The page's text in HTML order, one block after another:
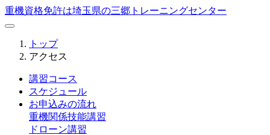
重機資格免許は埼玉県の三郷トレーニングセンター
トップ
アクセス
講習コース
スケジュール
お申込みの流れ
重機関係技能講習
ドローン講習